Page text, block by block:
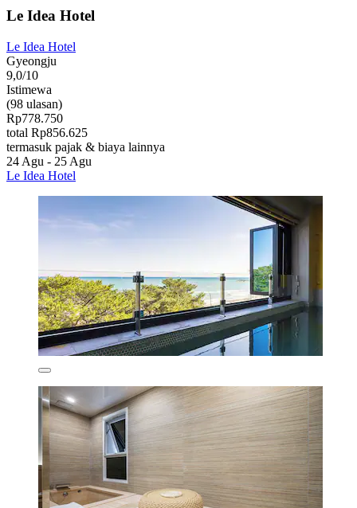
Le Idea Hotel
Le Idea Hotel
Gyeongju
9,0/10
Istimewa
(98 ulasan)
Rp778.750
total Rp856.625
termasuk pajak & biaya lainnya
24 Agu - 25 Agu
Le Idea Hotel